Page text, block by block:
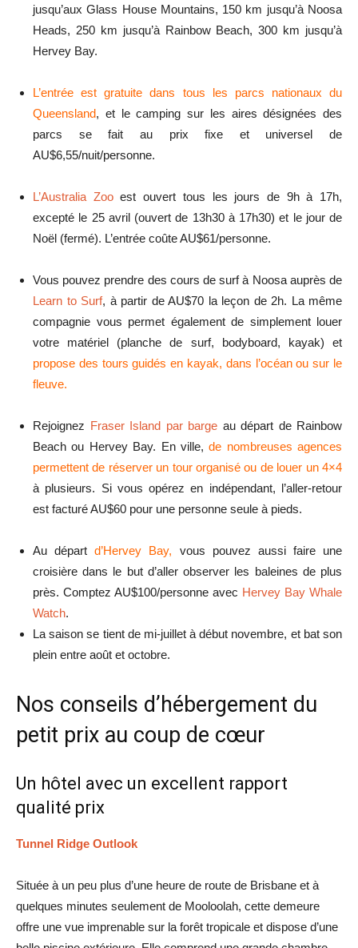
jusqu’aux Glass House Mountains, 150 km jusqu’à Noosa
Heads, 250 km jusqu’à Rainbow Beach, 300 km jusqu’à
Hervey Bay.
L’entrée est gratuite dans tous les parcs nationaux du
Queensland, et le camping sur les aires désignées des
parcs se fait au prix fixe et universel de
AU$6,55/nuit/personne.
L’Australia Zooest ouvert tous les jours de 9h à 17h,
excepté le 25 avril (ouvert de 13h30 à 17h30) et le jour de
Noël (fermé). L’entrée coûte AU$61/personne.
Vous pouvez prendre des cours de surf à Noosa auprès de
Learn to Surf, à partir de AU$70 la leçon de 2h. La même
compagnie vous permet également de simplement louer
votre matériel (planche de surf, bodyboard, kayak) et
propose des tours guidés en kayak, dans l’océan ou sur le
fleuve.
Rejoignez Fraser Island par barge au départ de Rainbow
Beach ou Hervey Bay. En ville,de nombreuses agences
permettent de réserver un tour organisé ou de louer un 4×4
à plusieurs. Si vous opérez en indépendant, l’aller-retour
est facturé AU$60 pour une personne seule à pieds.
Au départd’Hervey Bay, vous pouvez aussi faire une
croisière dans le but d’aller observer les baleines de plus
près. Comptez AU$100/personne avec Hervey Bay Whale
Watch.
La saison se tient de mi-juillet à début novembre, et bat son
plein entre août et octobre.
Nos conseils d’hébergement du
petit prix au coup de cœur
Un hôtel avec un excellent rapport
qualité prix
Tunnel Ridge Outlook
Située à un peu plus d’une heure de route de Brisbane et à
quelques minutes seulement de Mooloolah, cette demeure
offre une vue imprenable sur la forêt tropicale et dispose d’une